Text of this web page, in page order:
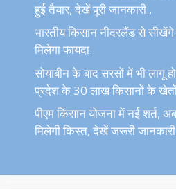
हुई तैयार, देखें पूरी जानकारी..
भारतीय किसान नीदरलैंड से
मिलेगा फायदा..
सोयाबीन के बाद सरसों में भी लागू
प्रदेश के 30 लाख किसानों के
पीएम किसान योजना में नई शर्त,
मिलेगी किस्त, देखें जरूरी